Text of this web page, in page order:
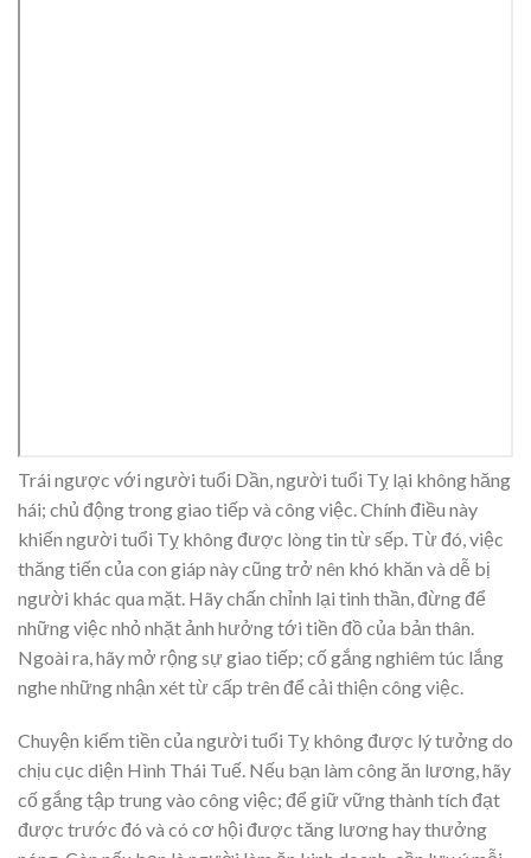
Trái ngược với người tuổi Dần, người tuổi Tỵ lại không hăng
hái; chủ động trong giao tiếp và công việc. Chính điều này
khiến người tuổi Tỵ không được lòng tin từ sếp. Từ đó, việc
thăng tiến của con giáp này cũng trở nên khó khăn và dễ bị
người khác qua mặt. Hãy chấn chỉnh lại tinh thần, đừng để
những việc nhỏ nhặt ảnh hưởng tới tiền đồ của bản thân.
Ngoài ra, hãy mở rộng sự giao tiếp; cố gắng nghiêm túc lắng
nghe những nhận xét từ cấp trên để cải thiện công việc.
Chuyện kiếm tiền của người tuổi Tỵ không được lý tưởng do
chịu cục diện Hình Thái Tuế. Nếu bạn làm công ăn lương, hãy
cố gắng tập trung vào công việc; để giữ vững thành tích đạt
được trước đó và có cơ hội được tăng lương hay thưởng